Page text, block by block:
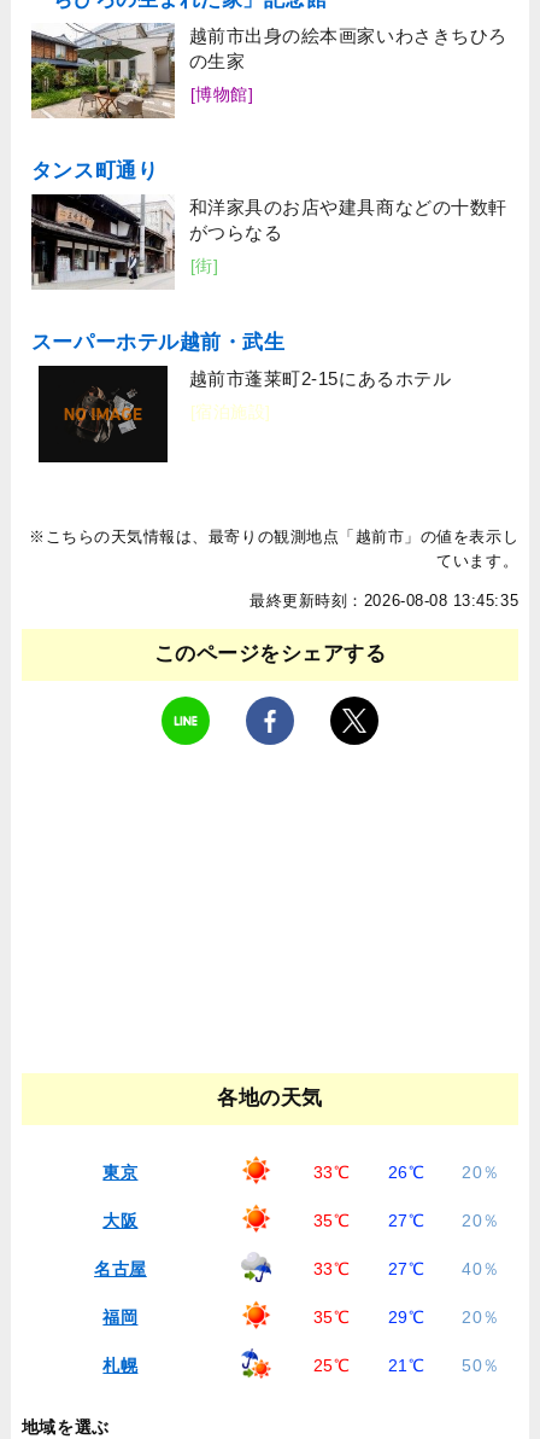
越前市出身の絵本画家いわさきちひろ
の生家
[博物館]
タンス町通り
和洋家具のお店や建具商などの十数軒
がつらなる
[街]
スーパーホテル越前・武生
越前市蓬莱町2-15にあるホテル
[宿泊施設]
※こちらの天気情報は、最寄りの観測地点「越前市」の値を表示し
ています。
最終更新時刻：2026-08-08 13:45:35
このページをシェアする
各地の天気
東京 33℃ 26℃ 20％
大阪 35℃ 27℃ 20％
名古屋 33℃ 27℃ 40％
福岡 35℃ 29℃ 20％
札幌 25℃ 21℃ 50％
地域を選ぶ